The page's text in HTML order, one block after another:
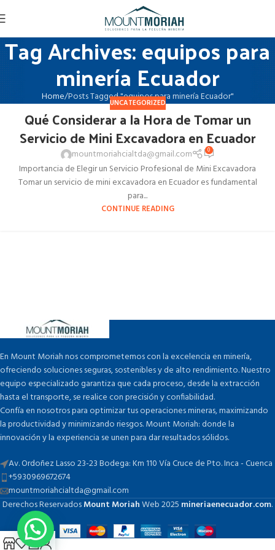
Tag Archives: equipos para
minería Ecuador
Home Posts Tagged "equipos para minería Ecuador"
UNCATEGORIZED
Qué Considerar a la Hora de Tomar un
Servicio de Mini Excavadora en Ecuador
mountmoriahcialtda@gmail.com 0
Importancia de Elegir un Servicio Profesional de Mini Excavadora
Tomar un servicio de mini excavadora en Ecuador es fundamental
para...
CONTINUE READING
En Mount Moriah nos comprometemos con la excelencia en minería,
ofreciendo soluciones seguras, sostenibles y de alto rendimiento. Nuestro
equipo especializado garantiza que cada proceso, desde la extracción
hasta el transporte, se realice con precisión y confiabilidad.
Confía en nosotros para optimizar tus operaciones mineras, maximizando
la productividad y minimizando riesgos. Mount Moriah: donde la
innovación y la experiencia se unen para dar resultados sólidos.
Av. Ordoñez Lasso 23-23 Bodega: Km 110 Vía Cruce de Pto. Inca - Cuenca
+5930969672674
mountmoriahcialtda@gmail.com
Derechos ReservadosMount MoriahWeb2025 mineriaenecuador.com.
0